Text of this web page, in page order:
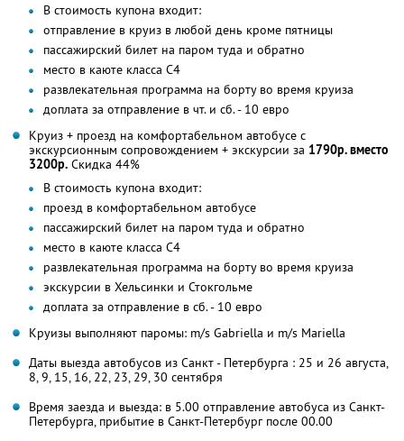
В стоимость купона входит:
отправление в круиз в любой день кроме пятницы
пассажирский билет на паром туда и обратно
место в каюте класса C4
развлекательная программа на борту во время круиза
доплата за отправление в чт. и сб. - 10 евро
Круиз + проезд на комфортабельном автобусе с
экскурсионным сопровождением + экскурсии за 1790р. вместо
3200р. Скидка 44%
В стоимость купона входит:
проезд в комфортабельном автобусе
пассажирский билет на паром туда и обратно
место в каюте класса C4
развлекательная программа на борту во время круиза
экскурсии в Хельсинки и Стокгольме
доплата за отправление в сб. - 10 евро
Круизы выполняют паромы: m/s Gabriella и m/s Mariella
Даты выезда автобусов из Санкт - Петербурга : 25 и 26 августа,
8, 9, 15, 16, 22, 23, 29, 30 сентября
Время заезда и выезда: в 5.00 отправление автобуса из Санкт-
Петербурга, прибытие в Санкт-Петербург после 00.00